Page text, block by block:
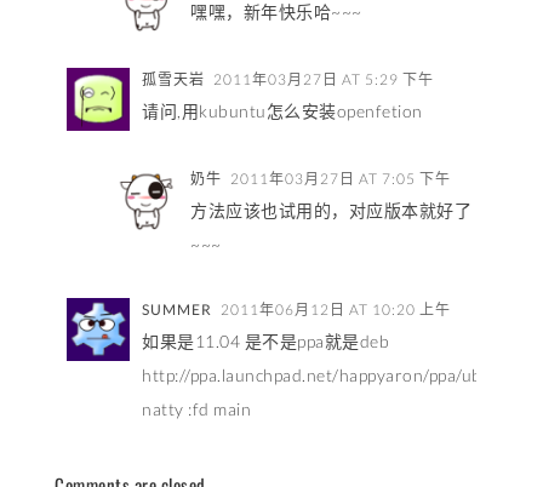
嘿嘿，新年快乐哈~~~
孤雪天岩 2011年03月27日 AT 5:29 下午
请问,用kubuntu怎么安装openfetion
奶牛 2011年03月27日 AT 7:05 下午
方法应该也试用的，对应版本就好了
~~~
SUMMER 2011年06月12日 AT 10:20 上午
如果是11.04 是不是ppa就是deb
http://ppa.launchpad.net/happyaron/ppa/ubuntu
natty :fd main